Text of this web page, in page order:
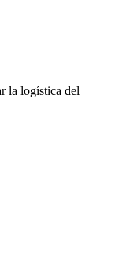
la logística del